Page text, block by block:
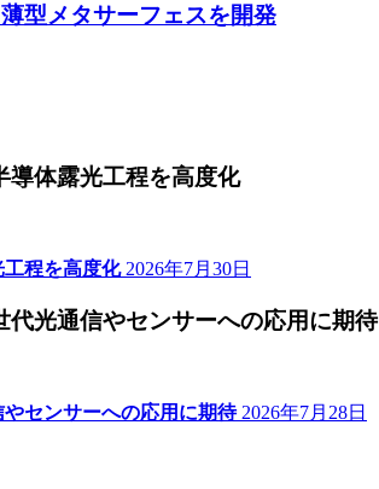
型メタサーフェスを開発
体露光工程を高度化
程を高度化 2026年7月30日
光通信やセンサーへの応用に期待
センサーへの応用に期待 2026年7月28日